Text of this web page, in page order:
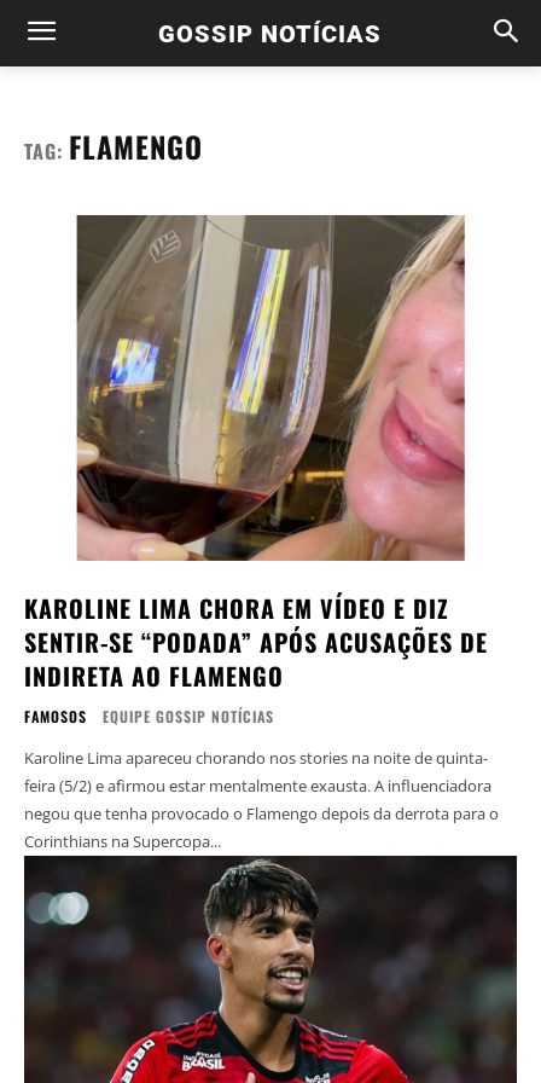
GOSSIP NOTÍCIAS
TAG: FLAMENGO
KAROLINE LIMA CHORA EM VÍDEO E DIZ
SENTIR-SE “PODADA” APÓS ACUSAÇÕES DE
INDIRETA AO FLAMENGO
FAMOSOS EQUIPE GOSSIP NOTÍCIAS
Karoline Lima apareceu chorando nos stories na noite de quinta-
feira (5/2) e afirmou estar mentalmente exausta. A influenciadora
negou que tenha provocado o Flamengo depois da derrota para o
Corinthians na Supercopa...